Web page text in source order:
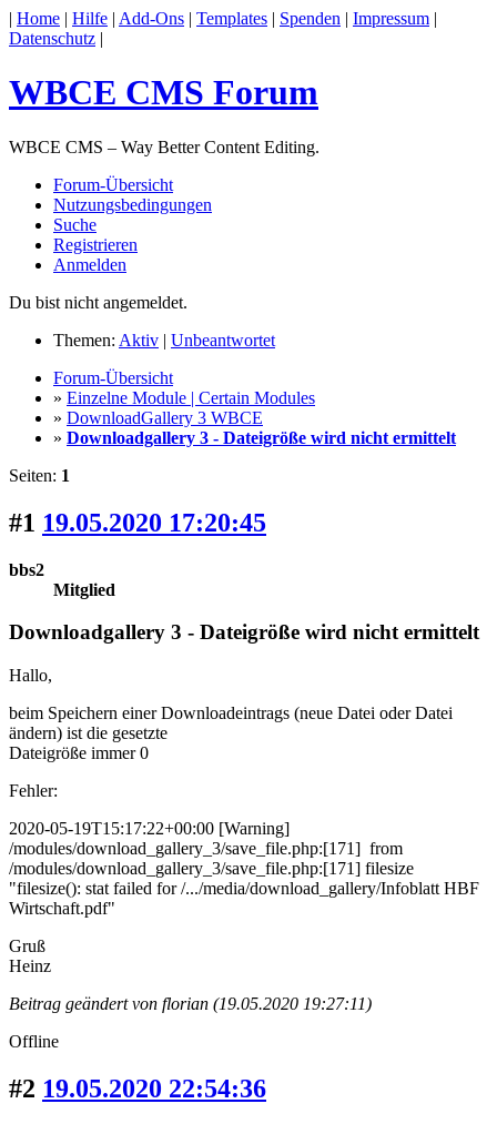
| Home | Hilfe | Add-Ons | Templates | Spenden | Impressum |
Datenschutz |
WBCE CMS Forum
WBCE CMS – Way Better Content Editing.
Forum-Übersicht
Nutzungsbedingungen
Suche
Registrieren
Anmelden
Du bist nicht angemeldet.
Themen: Aktiv | Unbeantwortet
Forum-Übersicht
» Einzelne Module | Certain Modules
» DownloadGallery 3 WBCE
» Downloadgallery 3 - Dateigröße wird nicht ermittelt
Seiten: 1
#1 19.05.2020 17:20:45
bbs2
Mitglied
Downloadgallery 3 - Dateigröße wird nicht ermittelt
Hallo,
beim Speichern einer Downloadeintrags (neue Datei oder Datei
ändern) ist die gesetzte
Dateigröße immer 0
Fehler:
2020-05-19T15:17:22+00:00 [Warning]
/modules/download_gallery_3/save_file.php:[171] from
/modules/download_gallery_3/save_file.php:[171] filesize
"filesize(): stat failed for /.../media/download_gallery/Infoblatt HBF
Wirtschaft.pdf"
Gruß
Heinz
Beitrag geändert von florian (19.05.2020 19:27:11)
Offline
#2 19.05.2020 22:54:36